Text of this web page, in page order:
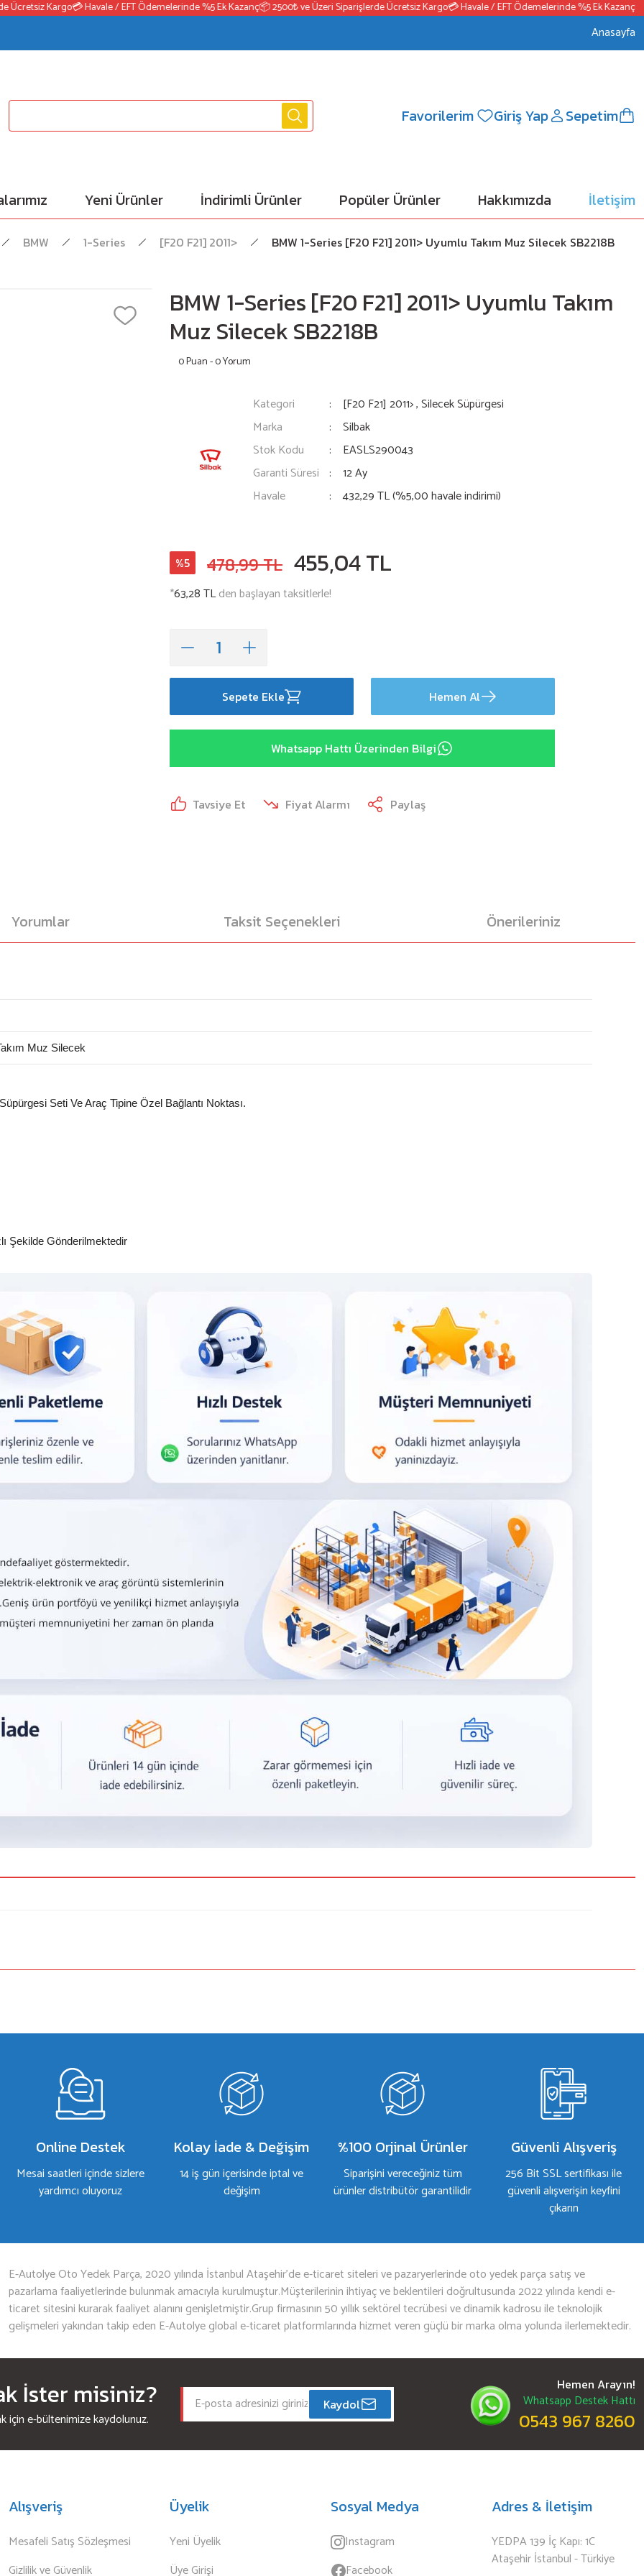
Kargo💳 Havale / EFT Ödemelerinde %5 Ek Kazanç📦 2500₺ ve Üzeri Siparişlerde Ücretsiz Kargo💳 Havale / EFT Ödemelerinde %5 Ek Kazanç
Anasayfa
Favorilerim Giriş Yap Sepetim
Yeni Ürünler İndirimli Ürünler Popüler Ürünler Hakkımızda İletişim
BMW 1-Series [F20 F21] 2011> BMW 1-Series [F20 F21] 2011> Uyumlu Takım Muz Silecek SB2218B
BMW 1-Series [F20 F21] 2011> Uyumlu Takım
Muz Silecek SB2218B
0 Puan - 0 Yorum
Kategori [F20 F21] 2011>,Silecek Süpürgesi
Marka
Silbak
Stok Kodu
EASLS290043
Garanti Süresi
12 Ay
Havale
432,29 TL (%5,00 havale indirimi)
%5 478,99 TL 455,04 TL
*63,28 TLden başlayan taksitlerle!
Sepete Ekle Hemen Al
Whatsapp Hattı Üzerinden Bilgi
Tavsiye Et Fiyat Alarmı Paylaş
Yorumlar Taksit Seçenekleri Önerileriniz
Muz Silecek
Seti Ve Araç Tipine Özel Bağlantı Noktası.
Şekilde Gönderilmektedir
Bu ürüne ilk yorumu siz yapın!
Online Destek
Mesai saatleri içinde sizlere
yardımcı oluyoruz
Kolay İade & Değişim
14 iş gün içerisinde iptal ve
değişim
%100 Orjinal Ürünler
Siparişini vereceğiniz tüm
ürünler distribütör garantilidir
Güvenli Alışveriş
256 Bit SSL sertifikası ile
güvenli alışverişin keyfini
çıkarın
E-Autolye Oto Yedek Parça, 2020 yılında İstanbul Ataşehir’de e-ticaret siteleri ve pazaryerlerinde oto yedek parça satış ve
pazarlama faaliyetlerinde bulunmak amacıyla kurulmuştur.Müşterilerinin ihtiyaç ve beklentileri doğrultusunda 2022 yılında kendi e-
ticaret sitesini kurarak faaliyet alanını genişletmiştir.Grup firmasının 50 yıllık sektörel tecrübesi ve dinamik kadrosu ile teknolojik
gelişmeleri yakından takip eden E-Autolye global e-ticaret platformlarında hizmet veren güçlü bir marka olma yolunda ilerlemektedir.
İster misiniz?
için e-bültenimize kaydolunuz.
Kaydol
Hemen Arayın!
Whatsapp Destek Hattı
0543 967 8260
Alışveriş
Mesafeli Satış Sözleşmesi
Gizlilik ve Güvenlik
Üyelik
Yeni Üyelik
Üye Girişi
Sosyal Medya
Instagram
Facebook
Adres & İletişim
YEDPA 139 İç Kapı: 1C
Ataşehir İstanbul - Türkiye